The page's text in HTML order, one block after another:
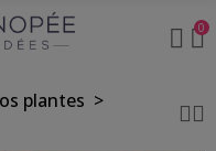
0
plantes